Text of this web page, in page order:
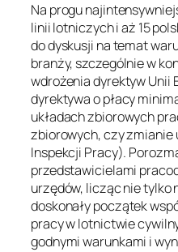
Na progu
linii lotniczych i aż 15
do dyskusji na temat
branży, szczególnie w
wdrożenia dyrektyw Unii
dyrektywa o płacy
układach zbiorowych
zbiorowych, czy zmianie
Inspekcji Pracy).
przedstawicielami
urzędów, licząc nie tylko
doskonały początek
pracy w lotnictwie
godnymi warunkami i